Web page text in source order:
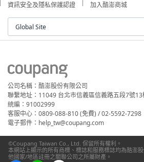
資訊安全及隱私保護認證
加入酷澎商城
Global Site
公司名稱：酷澎股份有限公司
聯繫地址：11049 台北市信義區信義路五段7號13
統編：91002999
客服中心：0809-088-810 (免費) / 02-5592-7298
電子郵件：help_tw@coupang.com
©Coupang Taiwan Co., Ltd. 保留所有權利。
本網站上顯示的所有商標、標誌和服務標誌均為酷澎
他國家/地區註冊之關聯公司之所屬財產。